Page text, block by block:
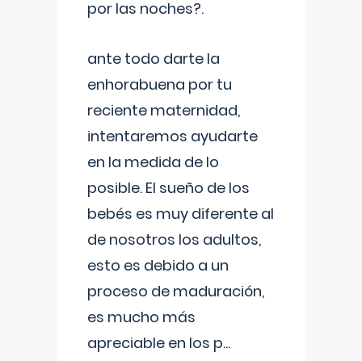
por las noches?.
ante todo darte la
enhorabuena por tu
reciente maternidad,
intentaremos ayudarte
en la medida de lo
posible. El sueño de los
bebés es muy diferente al
de nosotros los adultos,
esto es debido a un
proceso de maduración,
es mucho más
apreciable en los p...